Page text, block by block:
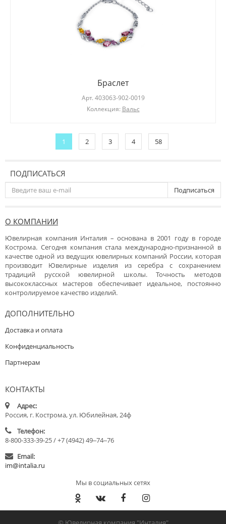
Браслет
Арт. 403063-902-0019
Коллекция: Вальс
1 2 3 4 58
ПОДПИСАТЬСЯ
Подписаться
О КОМПАНИИ
Ювелирная компания Инталия – основана в 2001 году в городе
Кострома. Сегодня компания стала международно-признанной в
качестве одной из ведущих ювелирных компаний России, которая
производит Ювелирные изделия из серебра с сохранением
традиций русской ювелирной школы. Точность методов
высококлассных мастеров обеспечивает идеальное, постоянно
контролируемое качество изделий.
ДОПОЛНИТЕЛЬНО
Доставка и оплата
Конфиденциальность
Партнерам
КОНТАКТЫ
Адрес:
Россия, г. Кострома, ул. Юбилейная, 24ф
Телефон:
8-800-333-39-25 / +7 (4942) 49‒74‒76
Email:
im@intalia.ru
Мы в социальных сетях